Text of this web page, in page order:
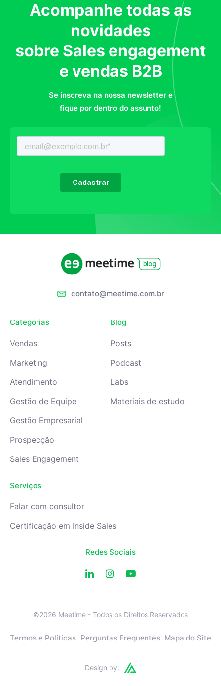
Acompanhe todas as
novidades
sobre Sales engagement
e vendas B2B
Se inscreva na nossa newsletter e
fique por dentro do assunto!
contato@meetime.com.br
Categorias
Vendas
Marketing
Atendimento
Gestão de Equipe
Gestão Empresarial
Prospecção
Sales Engagement
Blog
Posts
Podcast
Labs
Materiais de estudo
Serviços
Falar com consultor
Certificação em Inside Sales
Redes Sociais
©2026 Meetime - Todos os Direitos Reservados
Termos e Políticas Perguntas Frequentes Mapa do Site
Design by: